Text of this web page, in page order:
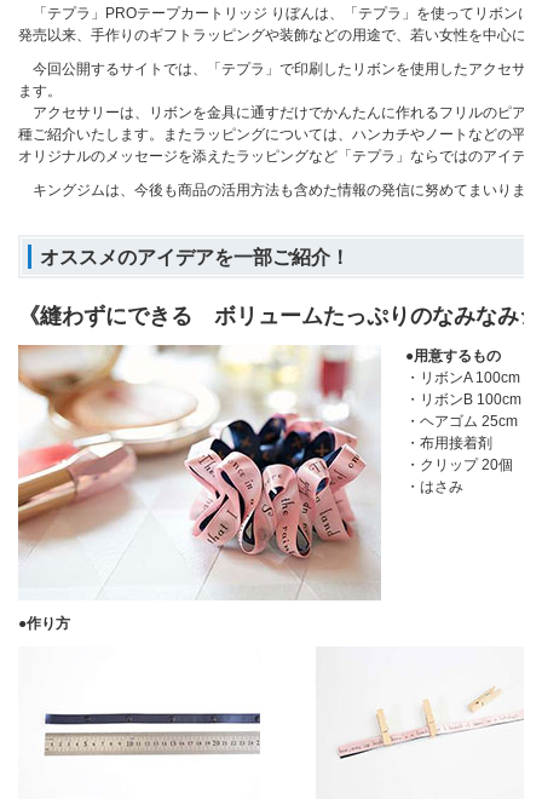
「テプラ」PROテープカートリッジ りぼんは、「テプラ」を使ってリボンに
発売以来、手作りのギフトラッピングや装飾などの用途で、若い女性を中心に
今回公開するサイトでは、「テプラ」で印刷したリボンを使用したアクセサ
ます。
アクセサリーは、リボンを金具に通すだけでかんたんに作れるフリルのピア
種ご紹介いたします。またラッピングについては、ハンカチやノートなどの平
オリジナルのメッセージを添えたラッピングなど「テプラ」ならではのアイデ
キングジムは、今後も商品の活用方法も含めた情報の発信に努めてまいりま
オススメのアイデアを一部ご紹介！
《縫わずにできる ボリュームたっぷりのなみなみ
●用意するもの
・リボンA 100cm
・リボンB 100cm
・ヘアゴム 25cm
・布用接着剤
・クリップ 20個
・はさみ
●作り方